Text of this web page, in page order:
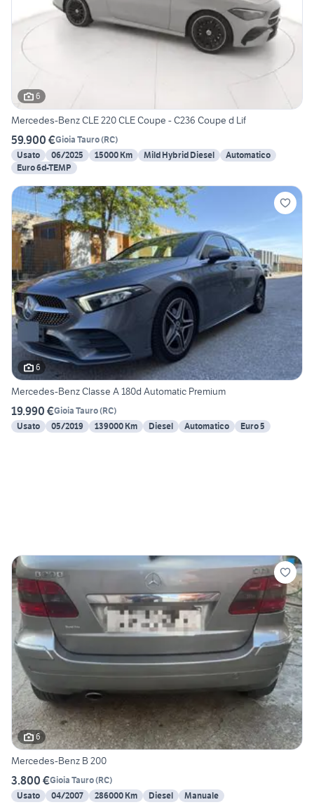
6
Mercedes-Benz CLE 220 CLE Coupe - C236 Coupe d Lif
59.900 €Gioia Tauro(RC)
Usato
06/2025 15000 Km Mild Hybrid Diesel
Automatico
Euro 6d-TEMP
6
Mercedes-Benz Classe A 180d Automatic Premium
19.990 €Gioia Tauro(RC)
Usato
05/2019 139000 Km Diesel Automatico Euro 5
6
Mercedes-Benz B 200
3.800 €Gioia Tauro(RC)
Usato
04/2007 286000 Km Diesel Manuale